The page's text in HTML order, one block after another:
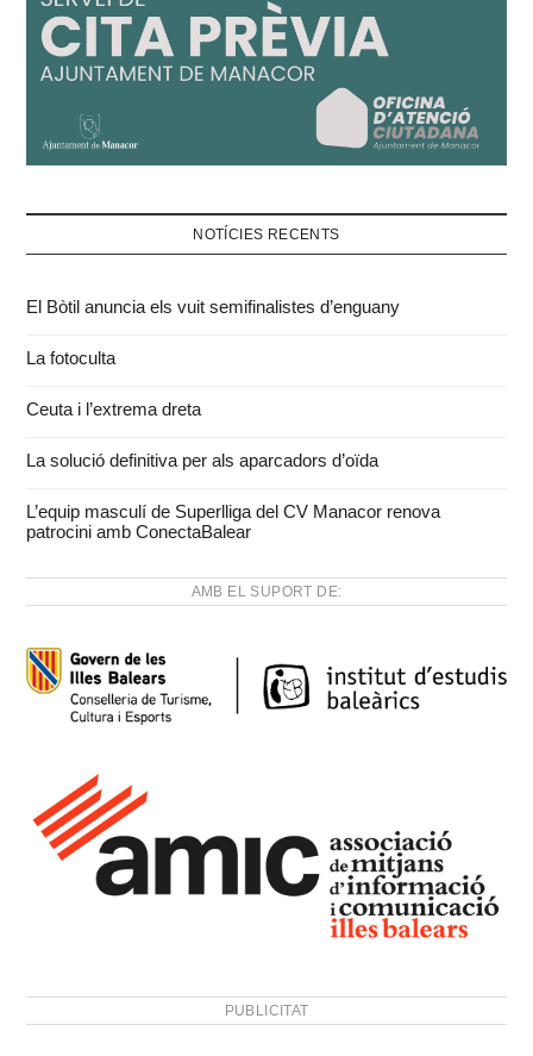
NOTÍCIES RECENTS
El Bòtil anuncia els vuit semifinalistes d’enguany
La fotoculta
Ceuta i l’extrema dreta
La solució definitiva per als aparcadors d’oïda
L’equip masculí de Superlliga del CV Manacor renova
patrocini amb ConectaBalear
AMB EL SUPORT DE:
PUBLICITAT